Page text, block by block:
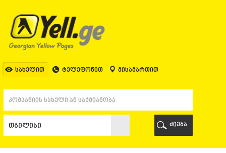
სახელით ტელეფონით მისამართით
ᲗᲑᲘᲚᲘᲡᲘ
ᲗᲑᲘᲚᲘᲡᲘ
ᲐᲤᲮᲐᲖᲔᲗᲘ
ᲒᲐᲚᲘ
ᲑᲐᲗᲣᲛᲘ
ᲥᲝᲑᲣᲚᲔᲗᲘ
ᲨᲣᲐᲮᲔᲕᲘ
ᲩᲐᲥᲕᲘ
ძიება